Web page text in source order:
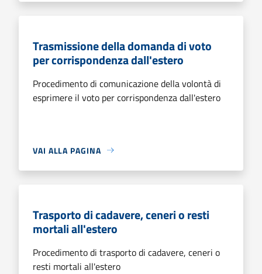
Trasmissione della domanda di voto
per corrispondenza dall'estero
Procedimento di comunicazione della volontà di
esprimere il voto per corrispondenza dall'estero
VAI ALLA PAGINA
Trasporto di cadavere, ceneri o resti
mortali all'estero
Procedimento di trasporto di cadavere, ceneri o
resti mortali all'estero